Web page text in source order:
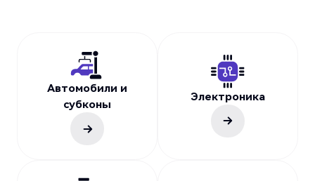
Автомобили и
субконы
Электроника